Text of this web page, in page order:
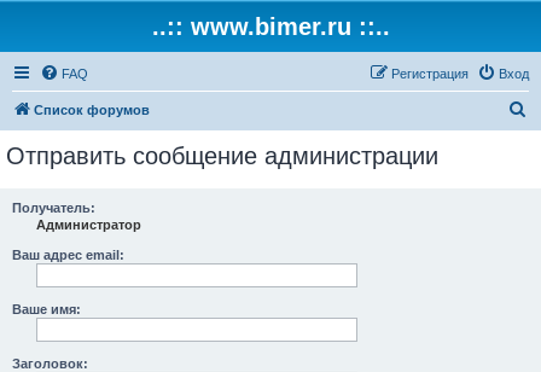
..:: www.bimer.ru ::..
FAQ Вход
Регистрация
Список форумов
Отправить сообщение администрации
Получатель:
Администратор
Ваш адрес email:
Ваше имя:
Заголовок: